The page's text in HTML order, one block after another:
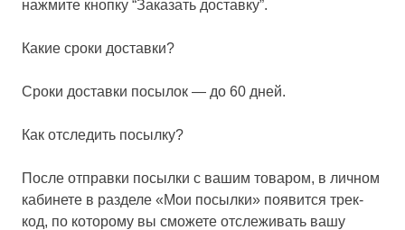
нажмите кнопку “Заказать доставку”.
Какие сроки доставки?
Сроки доставки посылок — до 60 дней.
Как отследить посылку?
После отправки посылки с вашим товаром, в личном
кабинете в разделе «Мои посылки» появится трек-
код, по которому вы сможете отслеживать вашу